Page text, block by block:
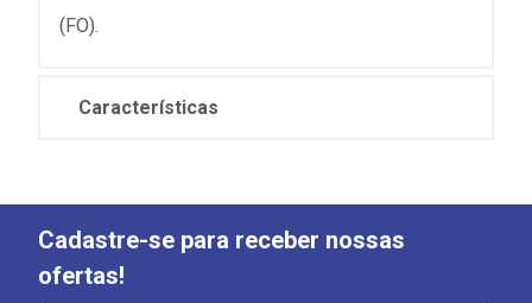
(FO).
Características
Cadastre-se para receber nossas
ofertas!